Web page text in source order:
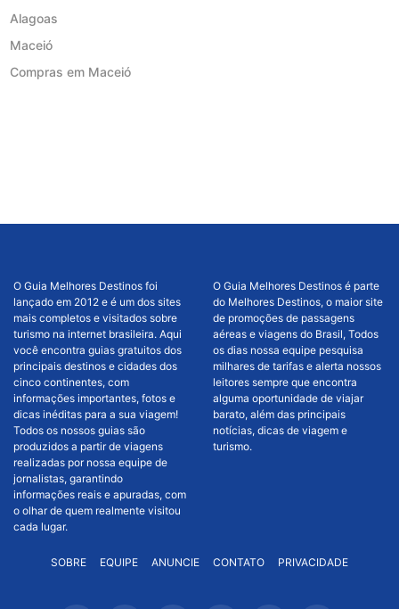
Alagoas
Maceió
Compras em Maceió
O Guia Melhores Destinos foi
lançado em 2012 e é um dos sites
mais completos e visitados sobre
turismo na internet brasileira. Aqui
você encontra guias gratuitos dos
principais destinos e cidades dos
cinco continentes, com
informações importantes, fotos e
dicas inéditas para a sua viagem!
Todos os nossos guias são
produzidos a partir de viagens
realizadas por nossa equipe de
jornalistas, garantindo
informações reais e apuradas, com
o olhar de quem realmente visitou
cada lugar.
O Guia Melhores Destinos é parte
do Melhores Destinos, o maior site
de promoções de passagens
aéreas e viagens do Brasil, Todos
os dias nossa equipe pesquisa
milhares de tarifas e alerta nossos
leitores sempre que encontra
alguma oportunidade de viajar
barato, além das principais
notícias, dicas de viagem e
turismo.
SOBRE EQUIPE ANUNCIE CONTATO PRIVACIDADE